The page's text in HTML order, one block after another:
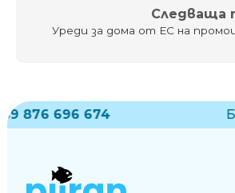
Следваща
Уреди за дома от ЕС на
876 696 674